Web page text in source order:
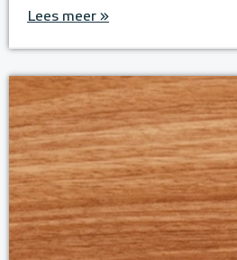
Lees meer »